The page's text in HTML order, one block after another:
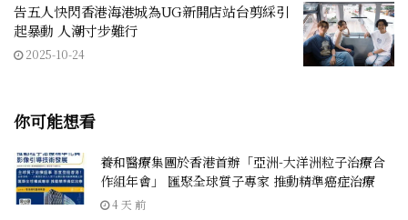
告五人快閃香港海港城為UG新開店站台剪綵引
起暴動 人潮寸步難行
2025-10-24
你可能想看
養和醫療集團於香港首辦「亞洲-大洋洲粒子治療合
作組年會」 匯聚全球質子專家 推動精準癌症治療
4 天 前